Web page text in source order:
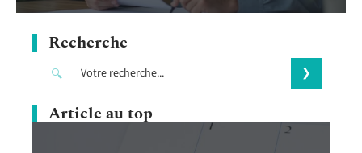
Recherche
Article au top